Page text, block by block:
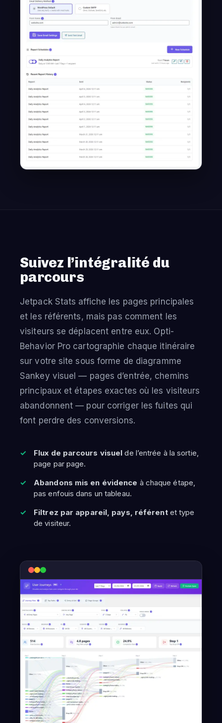
Suivez l’intégralité du
parcours
Jetpack Stats affiche les pages principales
et les référents, mais pas comment les
visiteurs se déplacent entre eux. Opti-
Behavior Pro cartographie chaque itinéraire
sur votre site sous forme de diagramme
Sankey visuel — pages d’entrée, chemins
principaux et étapes exactes où les visiteurs
abandonnent — pour corriger les fuites qui
font perdre des conversions.
Flux de parcours visuel de l’entrée à la sortie,
page par page.
Abandons mis en évidence à chaque étape,
pas enfouis dans un tableau.
Filtrez par appareil, pays, référentet type
de visiteur.